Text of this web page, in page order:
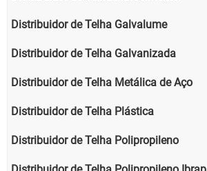
Distribuidor de Telha Galvalume
Distribuidor de Telha Galvanizada
Distribuidor de Telha Metálica de Aço
Distribuidor de Telha Plástica
Distribuidor de Telha Polipropileno